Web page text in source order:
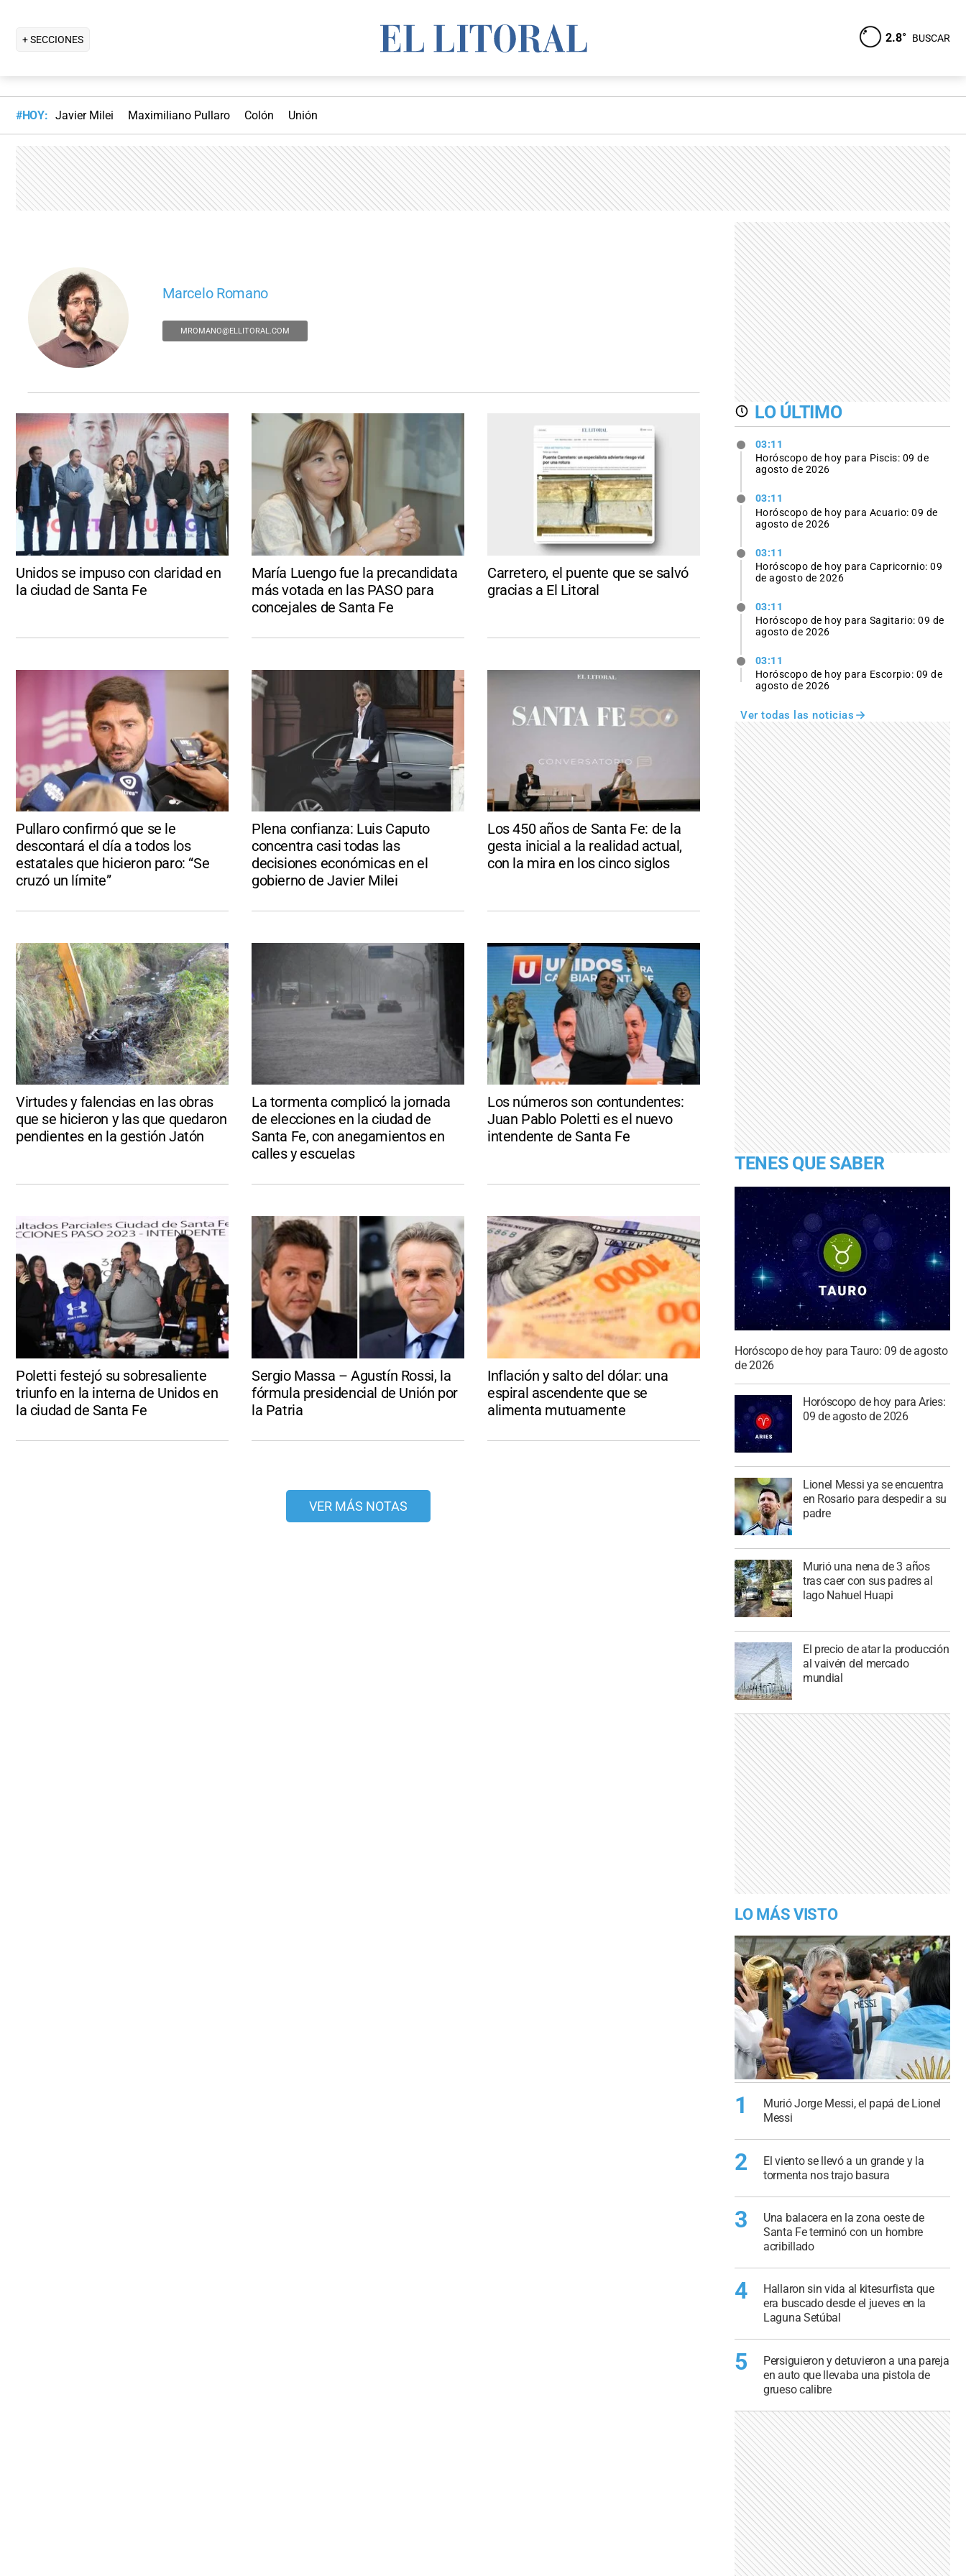
+ SECCIONES 2.8° BUSCAR
#HOY: Javier Milei Maximiliano Pullaro Colón Unión
Marcelo Romano
MROMANO@ELLITORAL.COM
Unidos se impuso con claridad en
la ciudad de Santa Fe
María Luengo fue la precandidata
más votada en las PASO para
concejales de Santa Fe
Carretero, el puente que se salvó
gracias a El Litoral
Pullaro confirmó que se le
descontará el día a todos los
estatales que hicieron paro: “Se
cruzó un límite”
Plena confianza: Luis Caputo
concentra casi todas las
decisiones económicas en el
gobierno de Javier Milei
Los 450 años de Santa Fe: de la
gesta inicial a la realidad actual,
con la mira en los cinco siglos
Virtudes y falencias en las obras
que se hicieron y las que quedaron
pendientes en la gestión Jatón
La tormenta complicó la jornada
de elecciones en la ciudad de
Santa Fe, con anegamientos en
calles y escuelas
Los números son contundentes:
Juan Pablo Poletti es el nuevo
intendente de Santa Fe
Poletti festejó su sobresaliente
triunfo en la interna de Unidos en
la ciudad de Santa Fe
Sergio Massa – Agustín Rossi, la
fórmula presidencial de Unión por
la Patria
Inflación y salto del dólar: una
espiral ascendente que se
alimenta mutuamente
VER MÁS NOTAS
LO ÚLTIMO
03:11
Horóscopo de hoy para Piscis: 09 de
agosto de 2026
03:11
Horóscopo de hoy para Acuario: 09 de
agosto de 2026
03:11
Horóscopo de hoy para Capricornio: 09
de agosto de 2026
03:11
Horóscopo de hoy para Sagitario: 09 de
agosto de 2026
03:11
Horóscopo de hoy para Escorpio: 09 de
agosto de 2026
Ver todas las noticias
TENES QUE SABER
Horóscopo de hoy para Tauro: 09 de agosto
de 2026
Horóscopo de hoy para Aries:
09 de agosto de 2026
Lionel Messi ya se encuentra
en Rosario para despedir a su
padre
Murió una nena de 3 años
tras caer con sus padres al
lago Nahuel Huapi
El precio de atar la producción
al vaivén del mercado
mundial
LO MÁS VISTO
1
Murió Jorge Messi, el papá de Lionel
Messi
2
El viento se llevó a un grande y la
tormenta nos trajo basura
3
Una balacera en la zona oeste de
Santa Fe terminó con un hombre
acribillado
4
Hallaron sin vida al kitesurfista que
era buscado desde el jueves en la
Laguna Setúbal
5
Persiguieron y detuvieron a una pareja
en auto que llevaba una pistola de
grueso calibre